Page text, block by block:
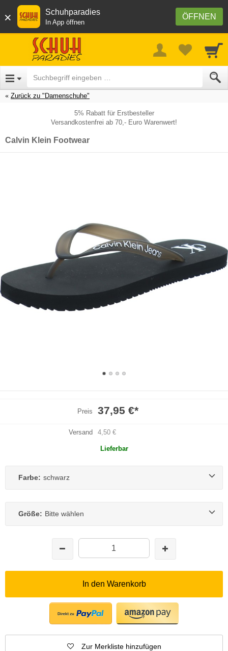
× ÖFFNEN
Schuhparadies
In App öffnen
Zurück zu "Damenschuhe"
5% Rabatt für Erstbesteller
Versandkostenfrei ab 70,- Euro Warenwert!
Calvin Klein Footwear
Preis 37,95 €*
Versand 4,50 €
Lieferbar
Farbe: schwarz
Größe: Bitte wählen
In den Warenkorb
Zur Merkliste hinzufügen